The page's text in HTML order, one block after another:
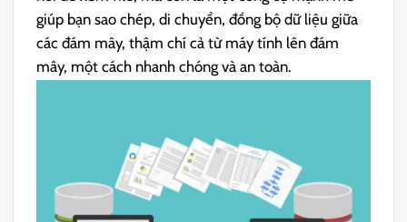
giúp bạn sao chép, di chuyển, đồng bộ dữ liệu giữa
các đám mây, thậm chí cả từ máy tính lên đám
mây, một cách nhanh chóng và an toàn.